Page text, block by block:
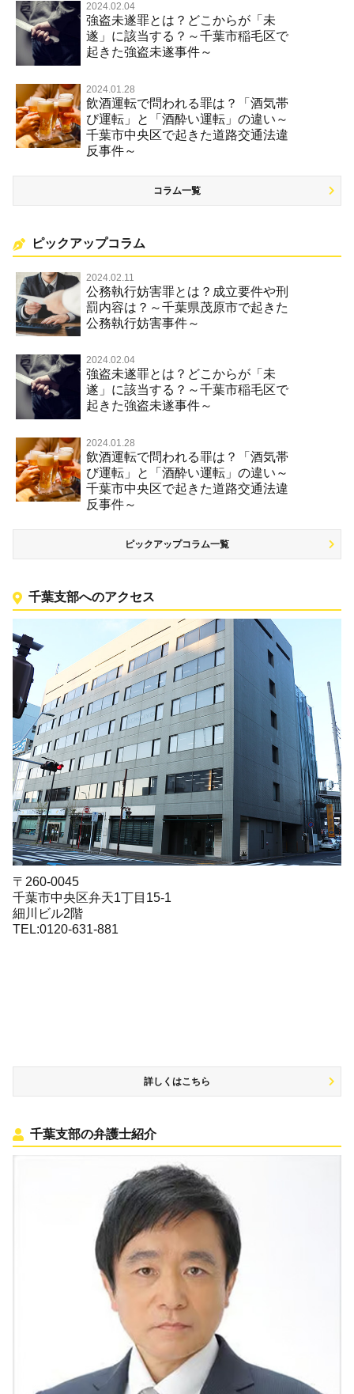
2024.02.04
強盗未遂罪とは？どこからが「未
遂」に該当する？～千葉市稲毛区で
起きた強盗未遂事件～
2024.01.28
飲酒運転で問われる罪は？「酒気帯
び運転」と「酒酔い運転」の違い～
千葉市中央区で起きた道路交通法違
反事件～
コラム一覧
ピックアップコラム
2024.02.11
公務執行妨害罪とは？成立要件や刑
罰内容は？～千葉県茂原市で起きた
公務執行妨害事件～
2024.02.04
強盗未遂罪とは？どこからが「未
遂」に該当する？～千葉市稲毛区で
起きた強盗未遂事件～
2024.01.28
飲酒運転で問われる罪は？「酒気帯
び運転」と「酒酔い運転」の違い～
千葉市中央区で起きた道路交通法違
反事件～
ピックアップコラム一覧
千葉支部へのアクセス
〒260-0045
千葉市中央区弁天1丁目15-1
細川ビル2階
TEL:0120-631-881
詳しくはこちら
千葉支部の弁護士紹介